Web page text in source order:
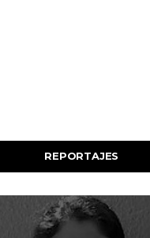
REPORTAJES